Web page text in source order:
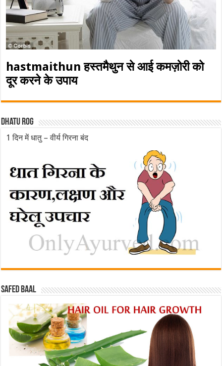
hastmaithun हस्तमैथुन से आई कमज़ोरी को
दूर करने के उपाय
Dhatu rog
1 दिन में धातु – वीर्य गिरना बंद
Safed baal